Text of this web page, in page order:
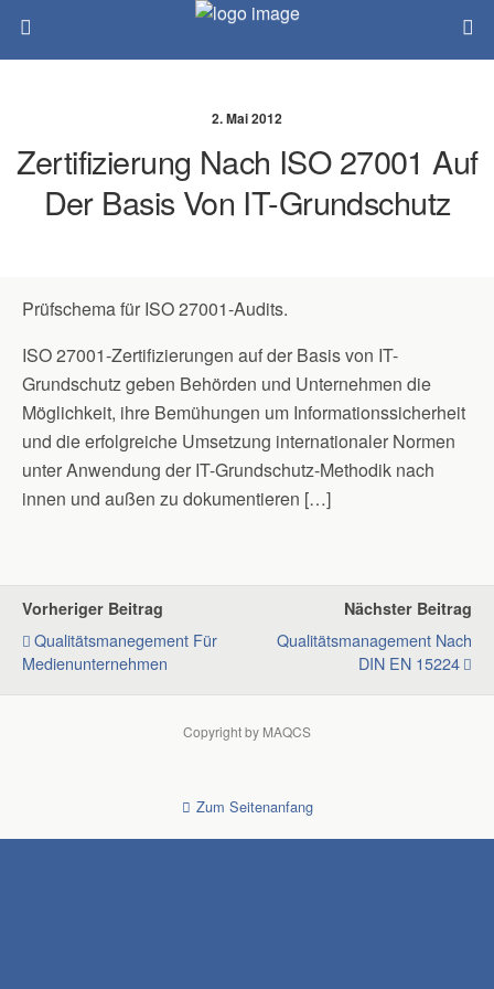
2. Mai 2012
Zertifizierung Nach ISO 27001 Auf
Der Basis Von IT-Grundschutz
Prüfschema für ISO 27001-Audits.
ISO 27001-Zertifizierungen auf der Basis von IT-
Grundschutz geben Behörden und Unternehmen die
Möglichkeit, ihre Bemühungen um Informationssicherheit
und die erfolgreiche Umsetzung internationaler Normen
unter Anwendung der IT-Grundschutz-Methodik nach
innen und außen zu dokumentieren […]
Vorheriger Beitrag
Qualitätsmanegement Für
Medienunternehmen
Nächster Beitrag
Qualitätsmanagement Nach
DIN EN 15224
Copyright by MAQCS
Zum Seitenanfang